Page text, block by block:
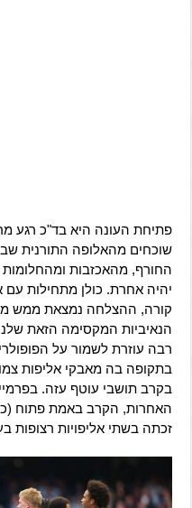
פתיחת העונה היא בד"כ רגע
שוכחים מהאלופה התורנית
החורף, מהאכזבות
יהיה אחרת. כולן מתחילות עם
קורה, ההצלחה נמצאת ממש
הנאיביות המקסימה הזאת
רבה עוזרת לשמור על
בתקופה בה מאבקי אליפות
בקרב תושבי עוטף עזה.
האחרות, הקרב באמת פתוח
זכתה בשתי אליפויות רצופות